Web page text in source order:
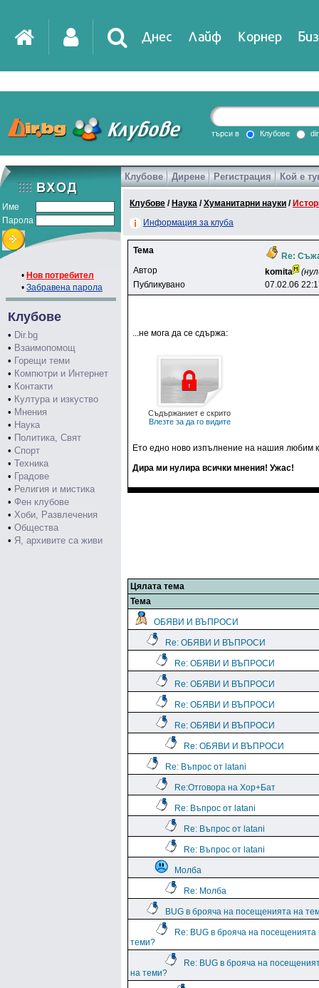
Днес Лайф Корнер
DirTV Impressio
Games
търси в Клубове
Име
Парола
• Нов потребител
• Забравена парола
Клубове
• Dir.bg
• Взаимопомощ
• Горещи теми
• Компютри и Интернет
• Контакти
• Култура и изкуство
• Мнения
• Наука
• Политика, Свят
• Спорт
• Техника
• Градове
• Религия и мистика
• Фен клубове
• Хоби, Развлечения
• Общества
• Я, архивите са живи
Клубове Дирене Регистрация Кой е
Клубове / Наука /Хуманитарни науки /
Информация за клуба
Тема
Re:
Автор
komita
Публикувано
07.02.06
...не мога да се сдържа:
Съдържаниет е скрито
Влезте за да го видите
Ето едно ново изпълнение на нашия любим
Дира ми нулира всички мнения! Ужас!
Цялата тема
Тема
ОБЯВИ И ВЪПРОСИ
Re: ОБЯВИ И ВЪПРОСИ
Re: ОБЯВИ И ВЪПРОСИ
Re: ОБЯВИ И ВЪПРОСИ
Re: ОБЯВИ И ВЪПРОСИ
Re: ОБЯВИ И ВЪПРОСИ
Re: ОБЯВИ И ВЪПРОСИ
Re: Въпрос от latani
Re:Отговора на Хор+Бат
Re: Въпрос от latani
Re: Въпрос от latani
Re: Въпрос от latani
Молба
Re: Молба
BUG в брояча на посещенията на
Re: BUG в брояча на посещенията
теми?
Re: BUG в брояча на
на теми?